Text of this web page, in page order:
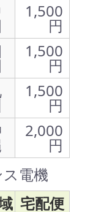
1,500
円
1,500
円
1,500
円
2,000
円
電機
宅配便